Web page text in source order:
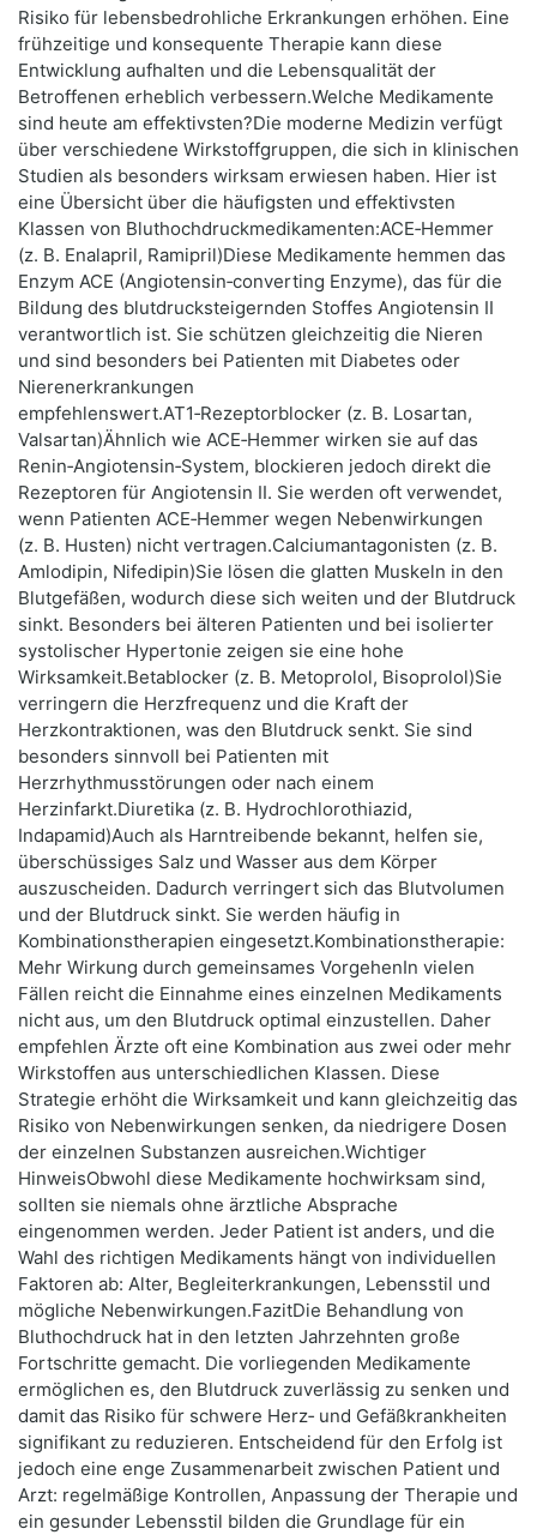
Risiko für lebensbedrohliche Erkrankungen erhöhen. Eine
frühzeitige und konsequente Therapie kann diese
Entwicklung aufhalten und die Lebensqualität der
Betroffenen erheblich verbessern.Welche Medikamente
sind heute am effektivsten?Die moderne Medizin verfügt
über verschiedene Wirkstoffgruppen, die sich in klinischen
Studien als besonders wirksam erwiesen haben. Hier ist
eine Übersicht über die häufigsten und effektivsten
Klassen von Bluthochdruckmedikamenten:ACE‑Hemmer
(z. B. Enalapril, Ramipril)Diese Medikamente hemmen das
Enzym ACE (Angiotensin‑converting Enzyme), das für die
Bildung des blutdrucksteigernden Stoffes Angiotensin II
verantwortlich ist. Sie schützen gleichzeitig die Nieren
und sind besonders bei Patienten mit Diabetes oder
Nierenerkrankungen
empfehlenswert.AT1‑Rezeptorblocker (z. B. Losartan,
Valsartan)Ähnlich wie ACE‑Hemmer wirken sie auf das
Renin‑Angiotensin‑System, blockieren jedoch direkt die
Rezeptoren für Angiotensin II. Sie werden oft verwendet,
wenn Patienten ACE‑Hemmer wegen Nebenwirkungen
(z. B. Husten) nicht vertragen.Calciumantagonisten (z. B.
Amlodipin, Nifedipin)Sie lösen die glatten Muskeln in den
Blutgefäßen, wodurch diese sich weiten und der Blutdruck
sinkt. Besonders bei älteren Patienten und bei isolierter
systolischer Hypertonie zeigen sie eine hohe
Wirksamkeit.Betablocker (z. B. Metoprolol, Bisoprolol)Sie
verringern die Herzfrequenz und die Kraft der
Herzkontraktionen, was den Blutdruck senkt. Sie sind
besonders sinnvoll bei Patienten mit
Herzrhythmusstörungen oder nach einem
Herzinfarkt.Diuretika (z. B. Hydrochlorothiazid,
Indapamid)Auch als Harntreibende bekannt, helfen sie,
überschüssiges Salz und Wasser aus dem Körper
auszuscheiden. Dadurch verringert sich das Blutvolumen
und der Blutdruck sinkt. Sie werden häufig in
Kombinationstherapien eingesetzt.Kombinationstherapie:
Mehr Wirkung durch gemeinsames VorgehenIn vielen
Fällen reicht die Einnahme eines einzelnen Medikaments
nicht aus, um den Blutdruck optimal einzustellen. Daher
empfehlen Ärzte oft eine Kombination aus zwei oder mehr
Wirkstoffen aus unterschiedlichen Klassen. Diese
Strategie erhöht die Wirksamkeit und kann gleichzeitig das
Risiko von Nebenwirkungen senken, da niedrigere Dosen
der einzelnen Substanzen ausreichen.Wichtiger
HinweisObwohl diese Medikamente hochwirksam sind,
sollten sie niemals ohne ärztliche Absprache
eingenommen werden. Jeder Patient ist anders, und die
Wahl des richtigen Medikaments hängt von individuellen
Faktoren ab: Alter, Begleiterkrankungen, Lebensstil und
mögliche Nebenwirkungen.FazitDie Behandlung von
Bluthochdruck hat in den letzten Jahrzehnten große
Fortschritte gemacht. Die vorliegenden Medikamente
ermöglichen es, den Blutdruck zuverlässig zu senken und
damit das Risiko für schwere Herz‑ und Gefäßkrankheiten
signifikant zu reduzieren. Entscheidend für den Erfolg ist
jedoch eine enge Zusammenarbeit zwischen Patient und
Arzt: regelmäßige Kontrollen, Anpassung der Therapie und
ein gesunder Lebensstil bilden die Grundlage für ein